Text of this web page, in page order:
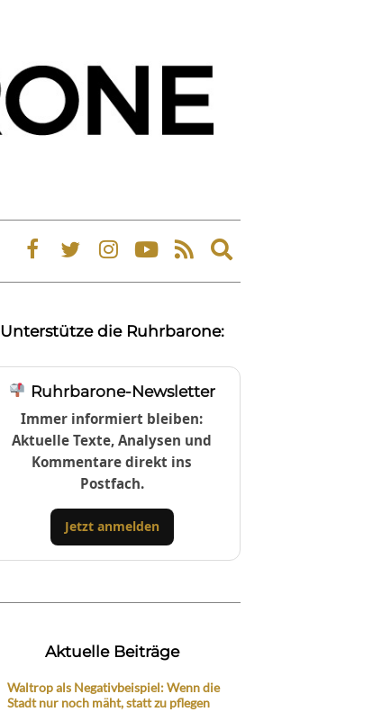
Expand
search
Unterstütze die Ruhrbarone:
Ruhrbarone-Newsletter
Immer informiert bleiben:
Aktuelle Texte, Analysen und
Kommentare direkt ins
Postfach.
Jetzt anmelden
Aktuelle Beiträge
Waltrop als Negativbeispiel: Wenn die
Stadt nur noch mäht, statt zu pflegen